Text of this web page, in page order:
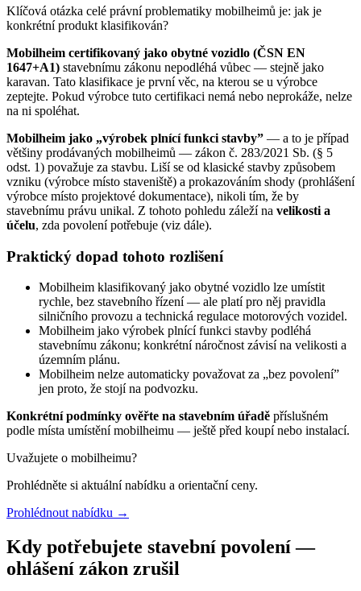
Klíčová otázka celé právní problematiky mobilheimů je: jak je
konkrétní produkt klasifikován?
Mobilheim certifikovaný jako obytné vozidlo (ČSN EN
1647+A1) stavebnímu zákonu nepodléhá vůbec — stejně jako
karavan. Tato klasifikace je první věc, na kterou se u výrobce
zeptejte. Pokud výrobce tuto certifikaci nemá nebo neprokáže, nelze
na ni spoléhat.
Mobilheim jako „výrobek plnící funkci stavby” — a to je případ
většiny prodávaných mobilheimů — zákon č. 283/2021 Sb. (§ 5
odst. 1) považuje za stavbu. Liší se od klasické stavby způsobem
vzniku (výrobce místo staveniště) a prokazováním shody (prohlášení
výrobce místo projektové dokumentace), nikoli tím, že by
stavebnímu právu unikal. Z tohoto pohledu záleží na velikosti a
účelu, zda povolení potřebuje (viz dále).
Praktický dopad tohoto rozlišení
Mobilheim klasifikovaný jako obytné vozidlo lze umístit
rychle, bez stavebního řízení — ale platí pro něj pravidla
silničního provozu a technická regulace motorových vozidel.
Mobilheim jako výrobek plnící funkci stavby podléhá
stavebnímu zákonu; konkrétní náročnost závisí na velikosti a
územním plánu.
Mobilheim nelze automaticky považovat za „bez povolení”
jen proto, že stojí na podvozku.
Konkrétní podmínky ověřte na stavebním úřadě příslušném
podle místa umístění mobilheimu — ještě před koupí nebo instalací.
Uvažujete o mobilheimu?
Prohlédněte si aktuální nabídku a orientační ceny.
Prohlédnout nabídku →
Kdy potřebujete stavební povolení —
ohlášení zákon zrušil